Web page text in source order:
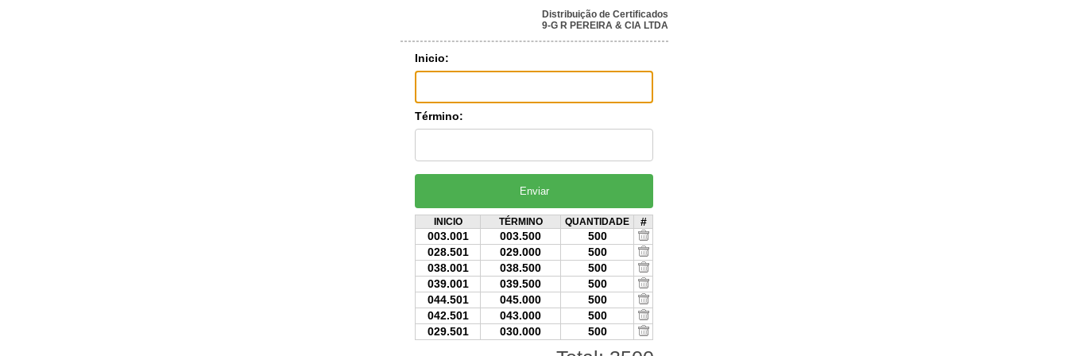
Distribuição de Certificados
9-G R PEREIRA & CIA LTDA
Inicio:
Término:
INICIO TÉRMINO QUANTIDADE
#
003.001
003.500
500
028.501
029.000
500
038.001
038.500
500
039.001
039.500
500
044.501
045.000
500
042.501
043.000
500
029.501
030.000 500